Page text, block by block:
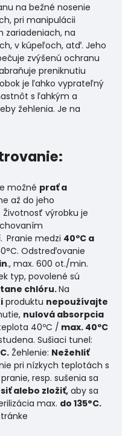
na bežné nosenie
pri manipulácii
zariadeniach, na
v kúpeľoch, atď. Jeho
zvýšenú ochranu
preniknutiu
je ľahko vyprateľný
s ľahkým a
žehlenia. Je na
možné prať a
až do jeho
výrobku je
Pranie medzi 40ºC a
Odstreďovanie
., max. 600 ot./min.
typ, povolené sú
chlóru.Na
produktu nepoužívajte
nulová absorpcia
40ºC / max. 40ºC
Sušiaci tunel:
Žehlenie: Nežehliť
pri nízkych teplotách s
resp. sušenia sa
alebo zložiť, aby sa
max. do 135°C.